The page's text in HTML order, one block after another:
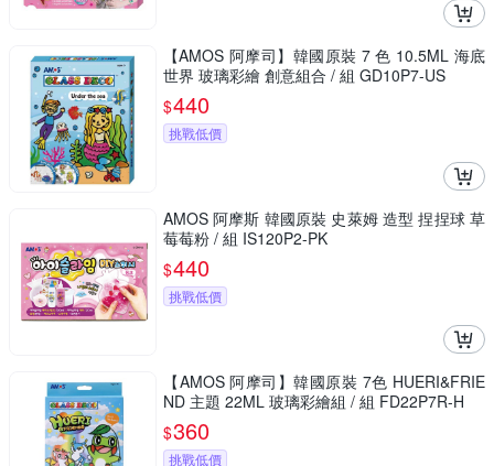
【AMOS 阿摩司】韓國原裝 7 色 10.5ML 海底
世界 玻璃彩繪 創意組合 / 組 GD10P7-US
$440
挑戰低價
AMOS 阿摩斯 韓國原裝 史萊姆 造型 捏捏球 草
莓莓粉 / 組 IS120P2-PK
$440
挑戰低價
【AMOS 阿摩司】韓國原裝 7色 HUERI&FRIE
ND 主題 22ML 玻璃彩繪組 / 組 FD22P7R-H
$360
挑戰低價